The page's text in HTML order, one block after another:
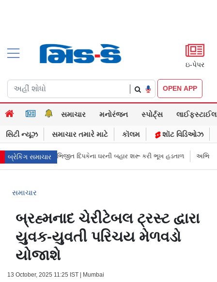
ઇ-પેપર
OPEN APP
સમાચાર મનોરંજન સ્પોર્ટ્સ લાઈફસ્ટાઈલ
સિટી ન્યૂઝ સમાચાર તમારે માટે કૉલમ શૉટ વિડિઓઝ
બ્રેકિંગ સમાચાર
CJPના અભિજીત દિપકેના ઘરની બહાર શરૂ કરી ભૂખ હડતાળ અભિજીત દિપકેએ
સમાચાર
બ્રહ્મનાદ ચેરીટેબલ ટ્રસ્ટ દ્વારા
યુવક-યુવતી પરિચય મેળવડો
યોજાશે
13 October, 2025 11:25 IST | Mumbai